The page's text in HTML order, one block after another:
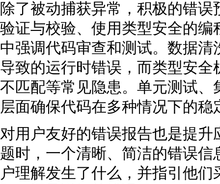
除了被动捕获异常，积极的错
验证与校验、使用类型安全的
中强调代码审查和测试。数据
导致的运行时错误，而类型安
不匹配等常见隐患。单元测试
层面确保代码在多种情况下的稳
对用户友好的错误报告也是提
题时，一个清晰、简洁的错误
户理解发生了什么，并指引他